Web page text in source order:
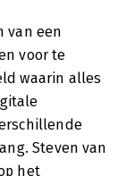
van een
voor te
waarin alles
Steven van
het